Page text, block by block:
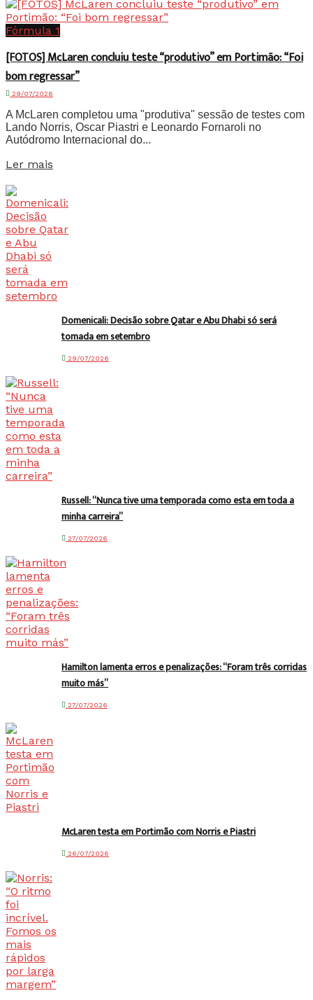
Fórmula 1
[FOTOS] McLaren concluiu teste “produtivo” em Portimão: “Foi
bom regressar”
29/07/2026
A McLaren completou uma "produtiva" sessão de testes com
Lando Norris, Oscar Piastri e Leonardo Fornaroli no
Autódromo Internacional do...
Ler mais
Domenicali: Decisão sobre Qatar e Abu Dhabi só será
tomada em setembro
29/07/2026
Russell: “Nunca tive uma temporada como esta em toda a
minha carreira”
27/07/2026
Hamilton lamenta erros e penalizações: “Foram três corridas
muito más”
27/07/2026
McLaren testa em Portimão com Norris e Piastri
26/07/2026